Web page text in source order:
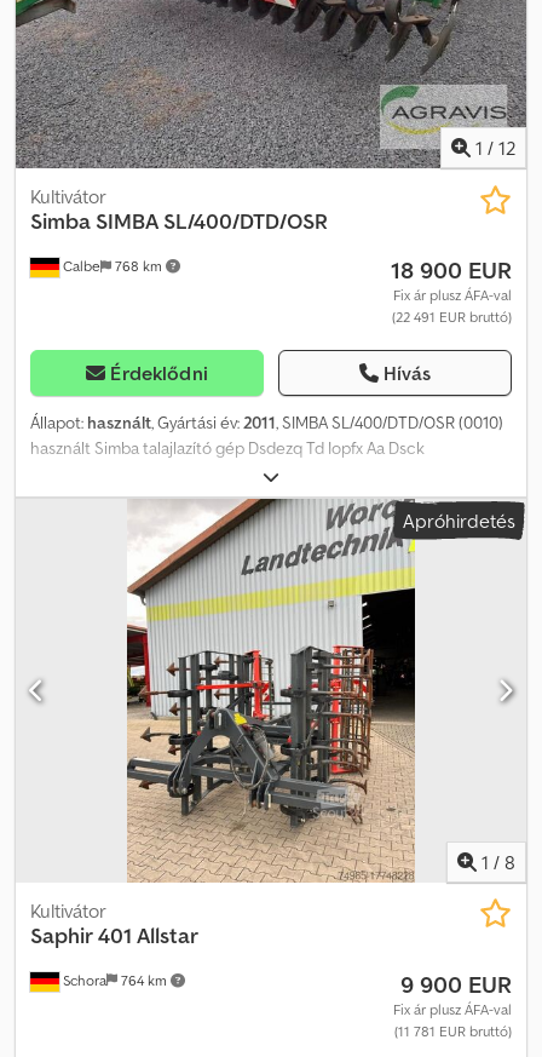
1 / 12
Calbe 768 km
Kultivátor
Simba SIMBA SL/400/DTD/OSR
18 900 EUR
Fix ár plusz ÁFA-val
(22 491 EUR bruttó)
Érdeklődni Hívás
Állapot: használt, Gyártási év:2011, SIMBA SL/400/DTD/OSR (0010)
használt Simba talajlazító gép Dsdezq Td Iopfx Aa Dsck
Apróhirdetés
1 / 8
Schora 764 km
Kultivátor
Saphir401 Allstar
9 900 EUR
Fix ár plusz ÁFA-val
(11 781 EUR bruttó)